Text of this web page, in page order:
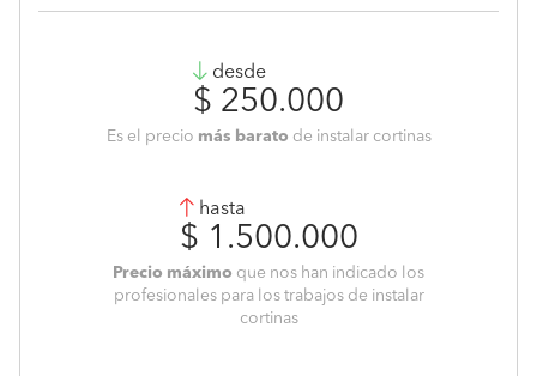
desde
$ 250.000
Es el precio más barato de instalar cortinas
hasta
$ 1.500.000
Precio máximo que nos han indicado los
profesionales para los trabajos de instalar
cortinas